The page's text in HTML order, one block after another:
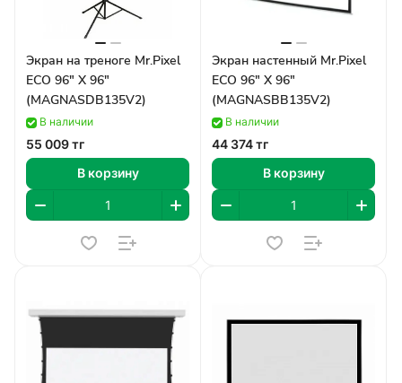
Экран на треноге Mr.Pixel
ECO 96" X 96"
(MAGNASDB135V2)
В наличии
55 009 тг
В корзину
Экран настенный Mr.Pixel
ECO 96" X 96"
(MAGNASBB135V2)
В наличии
44 374 тг
В корзину